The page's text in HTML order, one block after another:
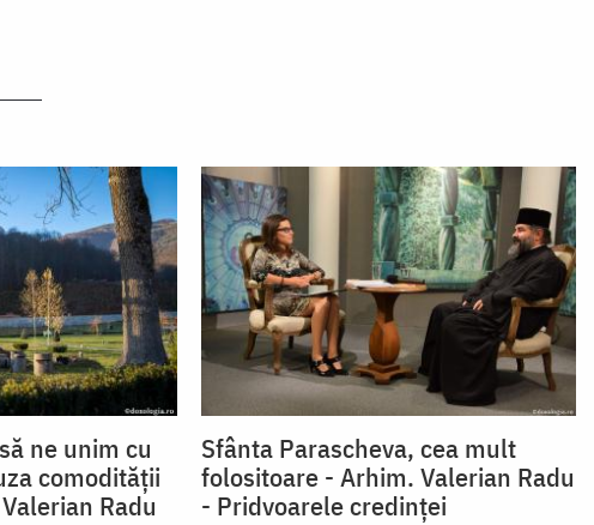
ne unim cu
comodității
Radu
Sfânta Parascheva, cea mult
folositoare - Arhim. Valerian Radu
- Pridvoarele credinței